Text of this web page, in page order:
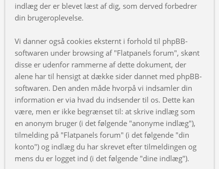
indlæg der er blevet læst af dig, som derved forbedrer
din brugeroplevelse.
Vi danner også cookies eksternt i forhold til phpBB-
softwaren under browsing af "Flatpanels forum", skønt
disse er udenfor rammerne af dette dokument, der
alene har til hensigt at dække sider dannet med phpBB-
softwaren. Den anden måde hvorpå vi indsamler din
information er via hvad du indsender til os. Dette kan
være, men er ikke begrænset til: at skrive indlæg som
en anonym bruger (i det følgende "anonyme indlæg"),
tilmelding på "Flatpanels forum" (i det følgende "din
konto") og indlæg du har skrevet efter tilmeldingen og
mens du er logget ind (i det følgende "dine indlæg").